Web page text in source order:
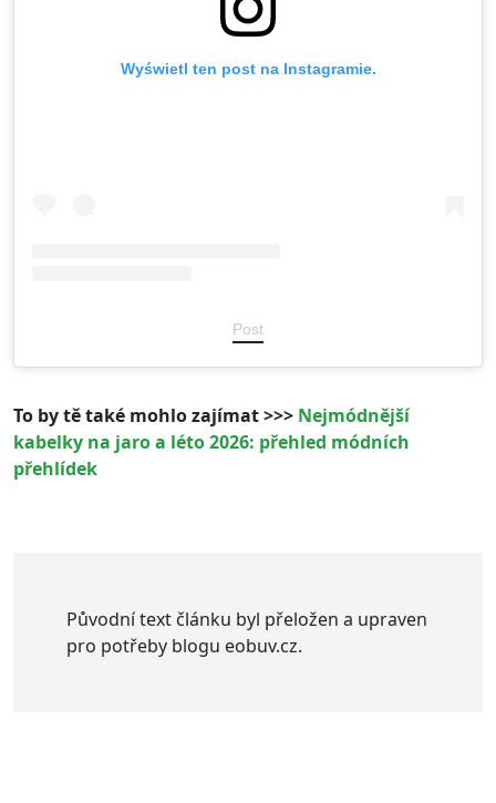
Wyświetl ten post na Instagramie.
Post
To by tě také mohlo zajímat >>> Nejmódnější
kabelky na jaro a léto 2026: přehled módních
přehlídek
Původní text článku byl přeložen a upraven
pro potřeby blogu eobuv.cz.